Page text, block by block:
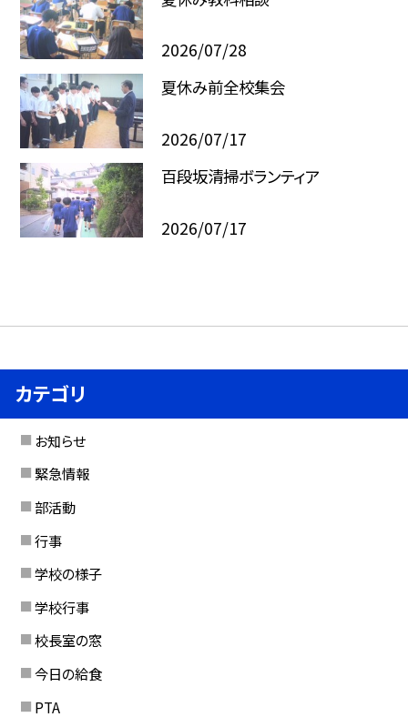
2026/07/28
夏休み前全校集会
2026/07/17
百段坂清掃ボランティア
2026/07/17
カテゴリ
お知らせ
緊急情報
部活動
行事
学校の様子
学校行事
校長室の窓
今日の給食
PTA